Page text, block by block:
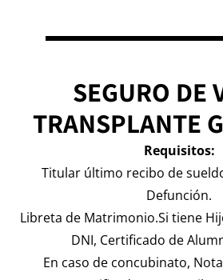
SEGURO DE
TRANSPLANTE
Requisitos:
Titular último recibo de
Defunción.
Libreta de Matrimonio.Si tiene
DNI, Certificado de
En caso de concubinato,